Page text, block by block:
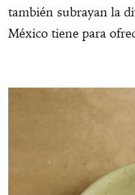
también subrayan la
México tiene para